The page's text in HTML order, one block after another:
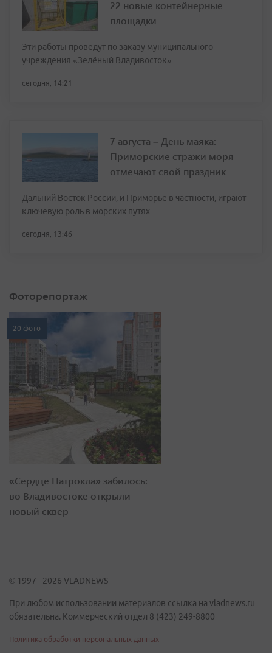
22 новые контейнерные
площадки
Эти работы проведут по заказу муниципального
учреждения «Зелёный Владивосток»
сегодня, 14:21
7 августа – День маяка:
Приморские стражи моря
отмечают свой праздник
Дальний Восток России, и Приморье в частности, играют
ключевую роль в морских путях
сегодня, 13:46
Фоторепортаж
20 фото
«Сердце Патрокла» забилось:
во Владивостоке открыли
новый сквер
© 1997 - 2026 VLADNEWS
При любом использовании материалов ссылка на vladnews.ru
обязательна. Коммерческий отдел 8 (423) 249-8800
Политика обработки персональных данных